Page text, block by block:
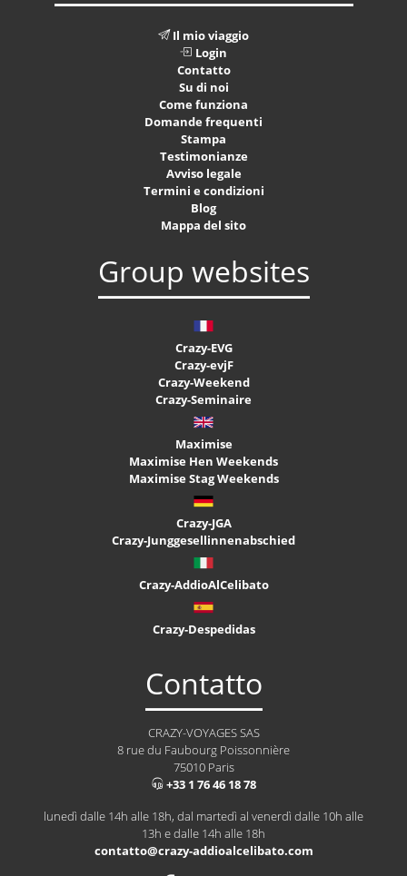
Il mio viaggio
Login
Contatto
Su di noi
Come funziona
Domande frequenti
Stampa
Testimonianze
Avviso legale
Termini e condizioni
Blog
Mappa del sito
Group websites
Crazy-EVG
Crazy-evjF
Crazy-Weekend
Crazy-Seminaire
Maximise
Maximise Hen Weekends
Maximise Stag Weekends
Crazy-JGA
Crazy-Junggesellinnenabschied
Crazy-AddioAlCelibato
Crazy-Despedidas
Contatto
CRAZY-VOYAGES SAS
8 rue du Faubourg Poissonnière
75010 Paris
+33 1 76 46 18 78
lunedì dalle 14h alle 18h, dal martedì al venerdì dalle 10h alle
13h e dalle 14h alle 18h
contatto@crazy-addioalcelibato.com